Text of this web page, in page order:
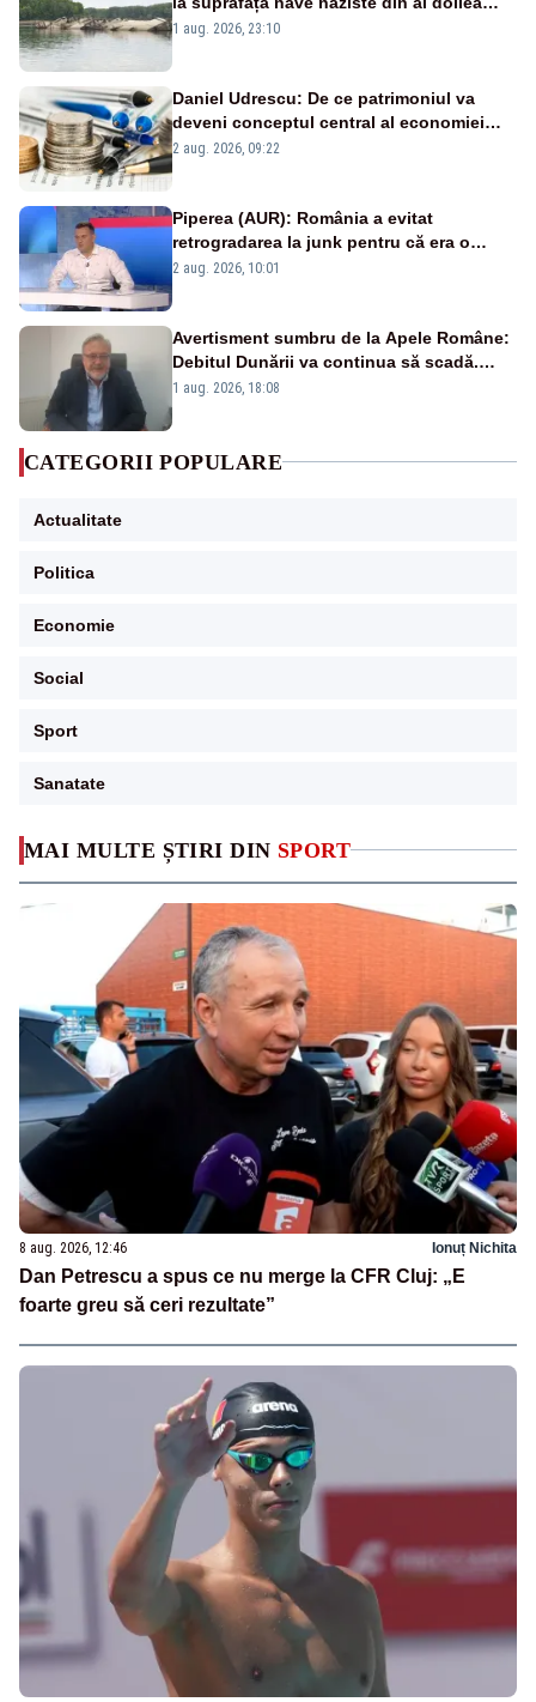
MAI MULTE ȘTIRI DIN SPORT
8 aug. 2026, 12:46 Ionuț Nichita
Dan Petrescu a spus ce nu merge la CFR Cluj: „E
foarte greu să ceri rezultate”
război mondial
1 aug. 2026, 23:10
Daniel Udrescu: De ce patrimoniul va
deveni conceptul central al economiei
viitoare?
2 aug. 2026, 09:22
Piperea (AUR): România a evitat
retrogradarea la junk pentru că era o
catastrofă pentru bănci și fondurile de
2 aug. 2026, 10:01
Avertisment sumbru de la Apele Române:
Debitul Dunării va continua să scadă.
Cernavodă s-ar putea închide în 4 zile
1 aug. 2026, 18:08
CATEGORII POPULARE
Actualitate
Politica
Economie
Social
Sport
Sanatate